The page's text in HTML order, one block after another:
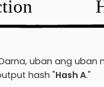
uban ang
hash "Hash A."